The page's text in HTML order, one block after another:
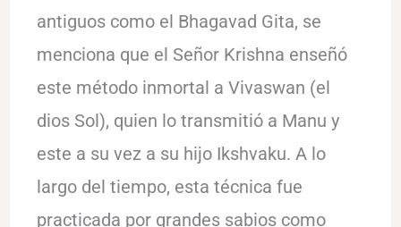
antiguos como el Bhagavad Gita, se
menciona que el Señor Krishna enseñó
este método inmortal a Vivaswan (el
dios Sol), quien lo transmitió a Manu y
este a su vez a su hijo Ikshvaku. A lo
largo del tiempo, esta técnica fue
practicada por grandes sabios como